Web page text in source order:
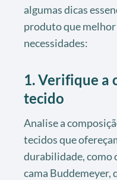
algumas dicas
produto que melhor
necessidades:
1. Verifique a
tecido
Analise a
tecidos que
durabilidade, como
cama Buddemeyer,